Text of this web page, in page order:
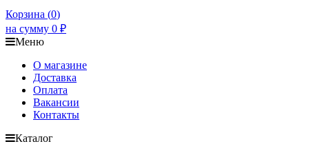
Корзина (0)
на сумму 0 ₽
Меню
О магазине
Доставка
Оплата
Вакансии
Контакты
Каталог